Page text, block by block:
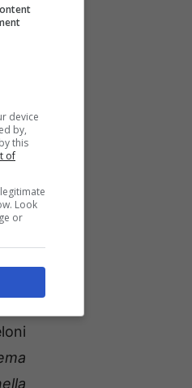
il
device
by,
this
of
Look
or